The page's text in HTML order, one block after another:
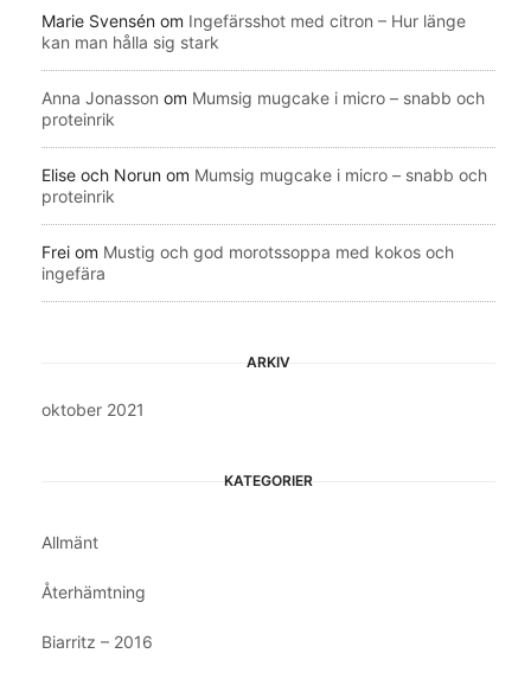
Marie Svensén om Ingefärsshot med citron – Hur länge
kan man hålla sig stark
Anna Jonasson om Mumsig mugcake i micro – snabb och
proteinrik
Elise och Norun om Mumsig mugcake i micro – snabb och
proteinrik
Frei om Mustig och god morotssoppa med kokos och
ingefära
ARKIV
oktober 2021
KATEGORIER
Allmänt
Återhämtning
Biarritz – 2016